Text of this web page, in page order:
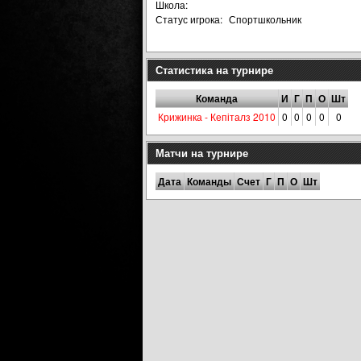
Школа:
Статус игрока: Спортшкольник
Статистика на турнире
Команда И Г П О Шт
Крижинка - Кепіталз 2010 0 0 0 0 0
Матчи на турнире
Дата Команды Счет Г П О Шт